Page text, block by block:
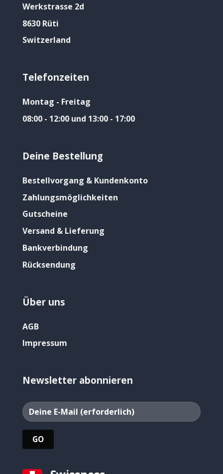
Werkstrasse 2d
8630 Rüti
Switzerland
Telefonzeiten
Montag - Freitag
08:00 - 12:00 und 13:00 - 17:00
Deine Bestellung
Bestellvorgang & Kundenkonto
Zahlungsmöglichkeiten
Gutscheine
Versand & Lieferung
Bankverbindung
Rücksendung
Über uns
AGB
Impressum
Newsletter abonnieren